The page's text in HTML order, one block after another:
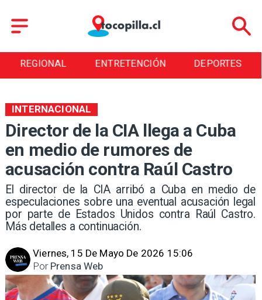
REGIONAL ENTRETENCIÓN DEPORTES
Director de la CIA llega a Cuba
en medio de rumores de
acusación contra Raúl Castro
El director de la CIA arribó a Cuba en medio de
especulaciones sobre una eventual acusación legal
por parte de Estados Unidos contra Raúl Castro.
Más detalles a continuación.
INTERNACIONAL
Viernes, 15 De Mayo De 2026 15:06
Prensa Web
Por